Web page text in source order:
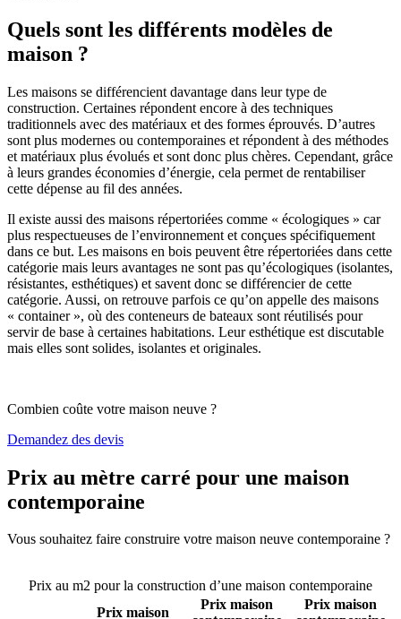
Quels sont les différents modèles de
maison ?
Les maisons se différencient davantage dans leur type de
construction. Certaines répondent encore à des techniques
traditionnels avec des matériaux et des formes éprouvés. D’autres
sont plus modernes ou contemporaines et répondent à des méthodes
et matériaux plus évolués et sont donc plus chères. Cependant, grâce
à leurs grandes économies d’énergie, cela permet de rentabiliser
cette dépense au fil des années.
Il existe aussi des maisons répertoriées comme « écologiques » car
plus respectueuses de l’environnement et conçues spécifiquement
dans ce but. Les maisons en bois peuvent être répertoriées dans cette
catégorie mais leurs avantages ne sont pas qu’écologiques (isolantes,
résistantes, esthétiques) et savent donc se différencier de cette
catégorie. Aussi, on retrouve parfois ce qu’on appelle des maisons
« container », où des conteneurs de bateaux sont réutilisés pour
servir de base à certaines habitations. Leur esthétique est discutable
mais elles sont solides, isolantes et originales.
Combien coûte votre maison neuve ?
Demandez des devis
Prix au mètre carré pour une maison
contemporaine
Vous souhaitez faire construire votre maison neuve contemporaine ?
Prix au m2 pour la construction d’une maison contemporaine
Prix maison
Prix maison
Prix maison